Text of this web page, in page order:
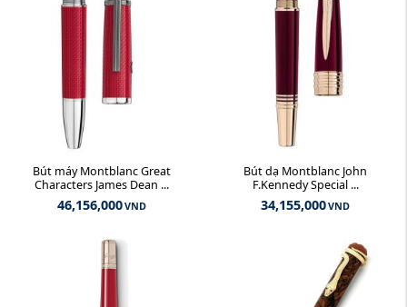
Bút máy Montblanc Great
Characters James Dean ...
46,156,000VND
Bút dạ Montblanc John
F.Kennedy Special ...
34,155,000VND